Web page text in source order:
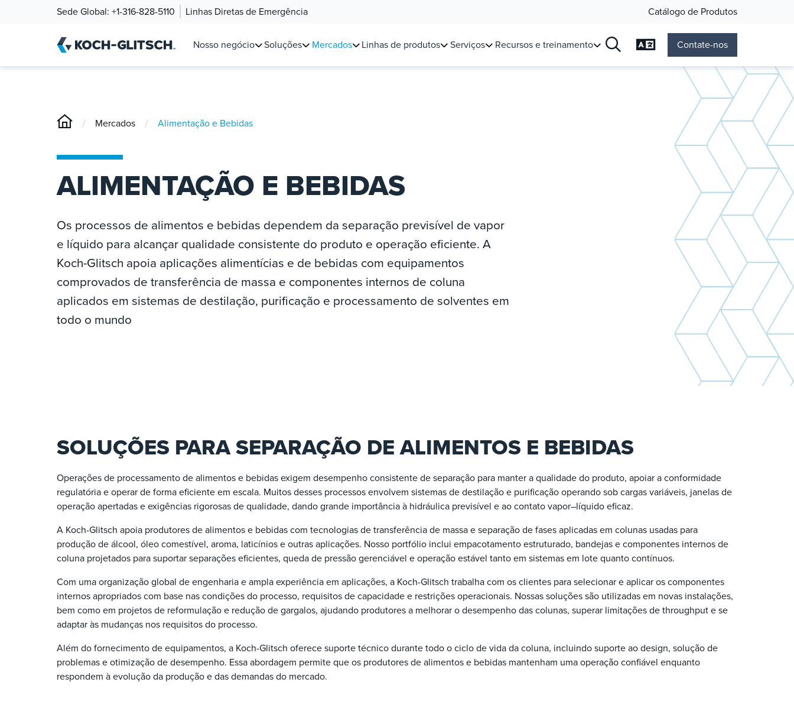
Sede Global: +1-316-828-5110 Linhas Diretas de Emergência Catálogo de Produtos
Nosso negócio Soluções Mercados Linhas de produtos Serviços Recursos e treinamento Mudar a Linguagem
Contate-nos
/ Mercados / Alimentação e Bebidas
ALIMENTAÇÃO E BEBIDAS
Os processos de alimentos e bebidas dependem da separação previsível de vapor
e líquido para alcançar qualidade consistente do produto e operação eficiente. A
Koch-Glitsch apoia aplicações alimentícias e de bebidas com equipamentos
comprovados de transferência de massa e componentes internos de coluna
aplicados em sistemas de destilação, purificação e processamento de solventes em
todo o mundo
SOLUÇÕES PARA SEPARAÇÃO DE ALIMENTOS E BEBIDAS
Operações de processamento de alimentos e bebidas exigem desempenho consistente de separação para manter a qualidade do produto, apoiar a conformidade
regulatória e operar de forma eficiente em escala. Muitos desses processos envolvem sistemas de destilação e purificação operando sob cargas variáveis, janelas de
operação apertadas e exigências rigorosas de qualidade, dando grande importância à hidráulica previsível e ao contato vapor–líquido eficaz.
A Koch-Glitsch apoia produtores de alimentos e bebidas com tecnologias de transferência de massa e separação de fases aplicadas em colunas usadas para
produção de álcool, óleo comestível, aroma, laticínios e outras aplicações. Nosso portfólio inclui empacotamento estruturado, bandejas e componentes internos de
coluna projetados para suportar separações eficientes, queda de pressão gerenciável e operação estável tanto em sistemas em lote quanto contínuos.
Com uma organização global de engenharia e ampla experiência em aplicações, a Koch-Glitsch trabalha com os clientes para selecionar e aplicar os componentes
internos apropriados com base nas condições do processo, requisitos de capacidade e restrições operacionais. Nossas soluções são utilizadas em novas instalações,
bem como em projetos de reformulação e redução de gargalos, ajudando produtores a melhorar o desempenho das colunas, superar limitações de throughput e se
adaptar às mudanças nos requisitos do processo.
Além do fornecimento de equipamentos, a Koch-Glitsch oferece suporte técnico durante todo o ciclo de vida da coluna, incluindo suporte ao design, solução de
problemas e otimização de desempenho. Essa abordagem permite que os produtores de alimentos e bebidas mantenham uma operação confiável enquanto
respondem à evolução da produção e das demandas do mercado.